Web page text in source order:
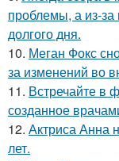
проблемы, а из-за
долгого дня.
10. Меган Фокс
за изменений во
11. Встречайте в
созданное
12. Актриса Анна
лет.